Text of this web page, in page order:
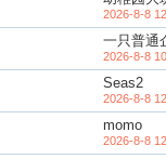
2026-8-8
一只普通
2026-8-8
Seas2
2026-8-8
momo
2026-8-8